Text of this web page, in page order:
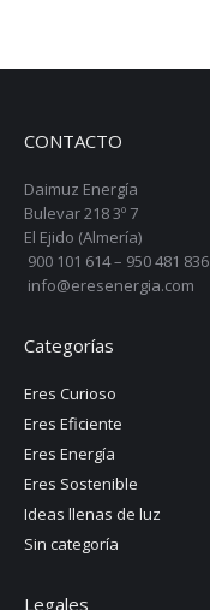
CONTACTO
Daimuz Energía
Bulevar 218 3º 7
El Ejido (Almería)
900 101 614 – 950 481 836
info@eresenergia.com
Categorías
Eres Curioso
Eres Eficiente
Eres Energía
Eres Sostenible
Ideas llenas de luz
Sin categoría
Legales